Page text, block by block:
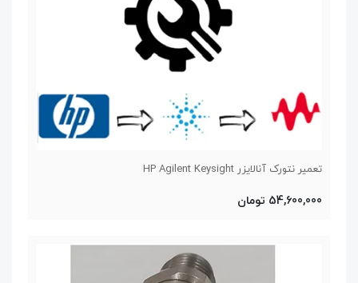
تعمیر نتورک آنالایزر HP Agilent Keysight
54,600,000 تومان